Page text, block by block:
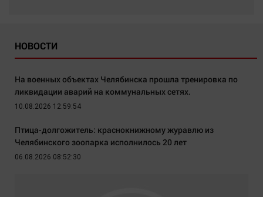
НОВОСТИ
На военных объектах Челябинска прошла тренировка по
ликвидации аварий на коммунальных сетях.
10.08.2026 12:59:54
Птица-долгожитель: краснокнижному журавлю из
Челябинского зоопарка исполнилось 20 лет
06.08.2026 08:52:30